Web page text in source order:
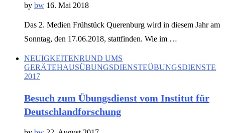
by bw 16. Mai 2018
Das 2. Medien Frühstück Querenburg wird in diesem Jahr am
Sonntag, den 17.06.2018, stattfinden. Wie im …
NEUIGKEITENRUND UMS
GERÄTEHAUSÜBUNGSDIENSTEÜBUNGSDIENSTE
2017
Besuch zum Übungsdienst vom Institut für
Deutschlandforschung